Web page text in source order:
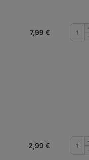
7,99 €
2,99 €